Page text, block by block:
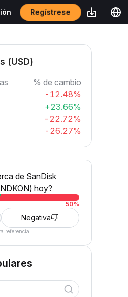
Regístrese
(USD)
% de cambio
-12.48%
+23.66%
-22.72%
-26.27%
de SanDisk
hoy?
50%
Negativa
referencia.